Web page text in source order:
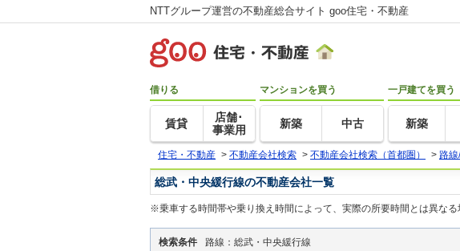
NTTグループ運営の不動産総合サイト goo住宅・不動産
借りる
賃貸
店舗･
事業用
マンションを買う
新築 中古
一戸建てを買う
新築
住宅・不動産 > 不動産会社検索 > 不動産会社検索（首都圏） > 路
総武・中央緩行線の不動産会社一覧
※乗車する時間帯や乗り換え時間によって、実際の所要時間とは異なる
検索条件 路線：総武・中央緩行線